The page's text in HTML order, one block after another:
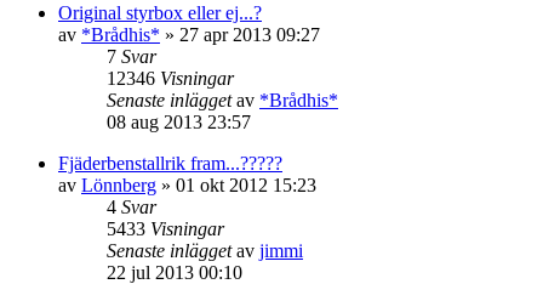
Original styrbox eller ej...?
av *Brådhis* » 27 apr 2013 09:27
7 Svar
12346 Visningar
Senaste inläggetav *Brådhis*
08 aug 2013 23:57
Fjäderbenstallrik fram...?????
av Lönnberg » 01 okt 2012 15:23
4 Svar
5433 Visningar
Senaste inläggetav jimmi
22 jul 2013 00:10